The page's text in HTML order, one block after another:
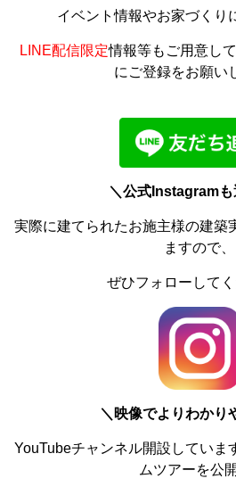
イベント情報やお家づくり
LINE配信限定情報等もご用意し
にご登録をお願い
＼公式Instagramも
実際に建てられたお施主様の建築
ますので、
ぜひフォローしてく
＼ 映像でよりわかり
YouTubeチャンネル開設していま
ムツアーを公